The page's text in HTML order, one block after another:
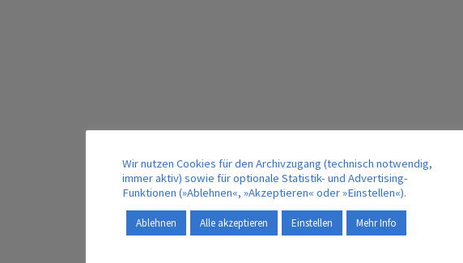
Wir nutzen Cookies für den Archivzugang (technisch notwendig,
immer aktiv) sowie für optionale Statistik- und Advertising-
Funktionen (»Ablehnen«, »Akzeptieren« oder »Einstellen«).
Ablehnen Alle akzeptieren Einstellen Mehr Info